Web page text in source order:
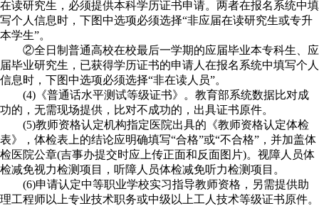
在读研究生，必须提供本科学历证书申请。两者在报名系统中填
写个人信息时，下图中选项必须选择“非应届在读研究生或专升
本学生”。
②全日制普通高校在校最后一学期的应届毕业本专科生、应
届毕业研究生，已获得学历证书的申请人在报名系统中填写个人
信息时，下图中选项必须选择“非在读人员”。
(4)《普通话水平测试等级证书》。教育部系统数据比对成
功的，无需现场提供，比对不成功的，出具证书原件。
(5)教师资格认定机构指定医院出具的《教师资格认定体检
表》，体检表上的结论应明确填写“合格”或“不合格”，并加盖体
检医院公章(吉事办提交时应上传正面和反面图片)。视障人员体
检减免视力检测项目，听障人员体检减免听力检测项目。
(6)申请认定中等职业学校实习指导教师资格，另需提供助
理工程师以上专业技术职务或中级以上工人技术等级证书原件。